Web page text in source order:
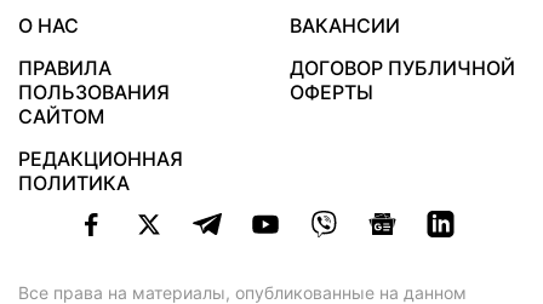
О НАС
ВАКАНСИИ
ПРАВИЛА
ПОЛЬЗОВАНИЯ
САЙТОМ
ДОГОВОР ПУБЛИЧНОЙ
ОФЕРТЫ
РЕДАКЦИОННАЯ
ПОЛИТИКА
Все права на материалы, опубликованные на данном